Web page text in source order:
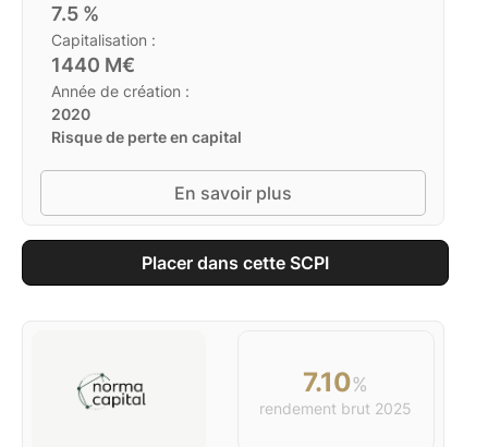
7.5 %
Capitalisation :
1440 M€
Année de création :
2020
Risque de perte en capital
En savoir plus
Placer dans cette SCPI
7.10%
rendement brut 2025